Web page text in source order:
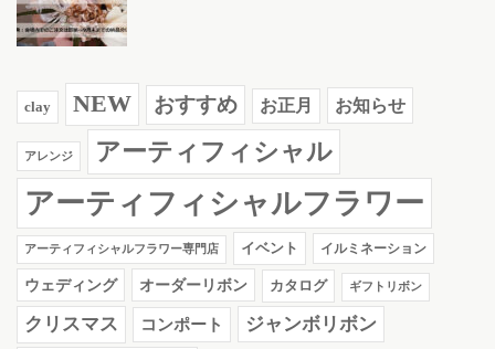
clay NEW おすすめ お正月 お知らせ
アレンジ アーティフィシャル
アーティフィシャルフラワー
アーティフィシャルフラワー専門店 イベント イルミネーション
ウェディング オーダーリボン カタログ ギフトリボン
クリスマス コンポート ジャンボリボン